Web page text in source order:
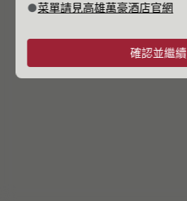
Powered by
●菜單請見高雄萬豪酒店官網
確認並繼續